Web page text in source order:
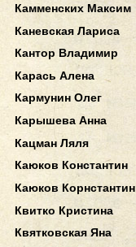
Камменских Максим
Каневская Лариса
Кантор Владимир
Карась Алена
Кармунин Олег
Карышева Анна
Кацман Ляля
Каюков Константин
Каюков Корнстантин
Квитко Кристина
Квятковская Яна